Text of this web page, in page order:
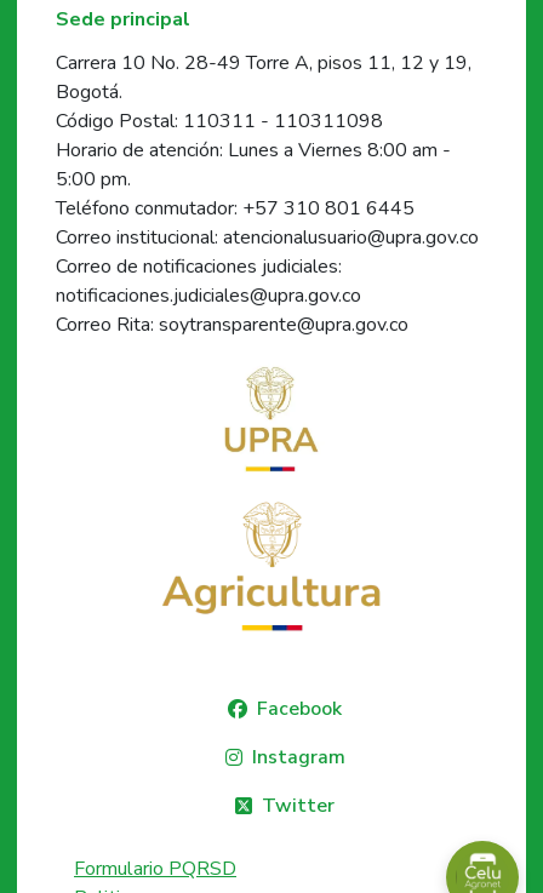
Sede principal
Carrera 10 No. 28-49 Torre A, pisos 11, 12 y 19,
Bogotá.
Código Postal: 110311 - 110311098
Horario de atención: Lunes a Viernes 8:00 am -
5:00 pm.
Teléfono conmutador: +57 310 801 6445
Correo institucional: atencionalusuario@upra.gov.co
Correo de notificaciones judiciales:
notificaciones.judiciales@upra.gov.co
Correo Rita: soytransparente@upra.gov.co
Facebook
Instagram
Twitter
Formulario PQRSD